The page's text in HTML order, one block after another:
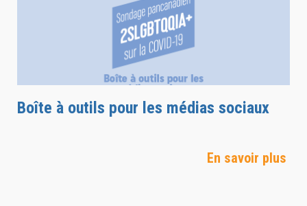
Boîte à outils pour les médias sociaux
En savoir plus